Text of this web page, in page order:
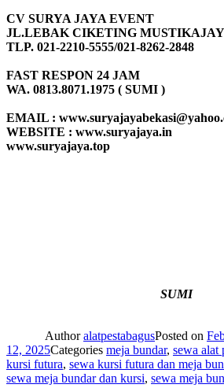
CV SURYA JAYA EVENT
JL.LEBAK CIKETING
TLP. 021-2210-5555/021-8262-2848
FAST RESPON 24 JAM
WA. 0813.8071.1975 ( SUMI )
EMAIL :
WEBSITE : www.suryajaya.in
www.suryajaya.top
SUMI
AuthoralatpestabagusPosted on
12, 2025Categories meja bundar, sewa alat
kursi futura, sewa kursi futura dan meja
sewa meja bundar dan kursi, sewa meja